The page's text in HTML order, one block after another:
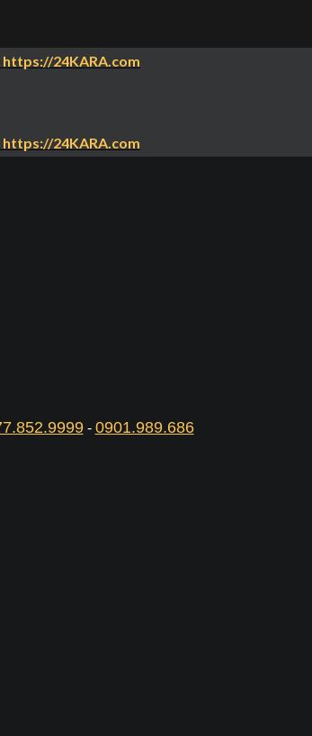
https://24KARA.com
https://24KARA.com
- 0901.989.686